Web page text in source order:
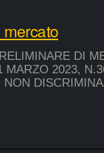
DI
MARZO 2023,